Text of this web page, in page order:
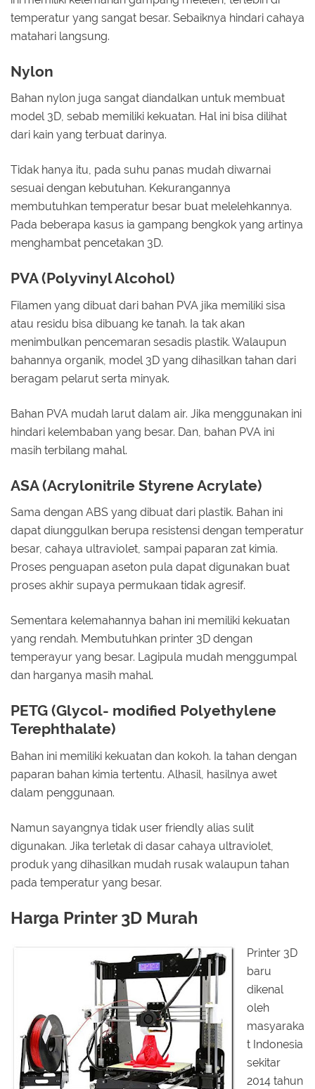
temperatur yang sangat besar. Sebaiknya hindari cahaya
matahari langsung.
Nylon
Bahan nylon juga sangat diandalkan untuk membuat
model 3D, sebab memiliki kekuatan. Hal ini bisa dilihat
dari kain yang terbuat darinya.
Tidak hanya itu, pada suhu panas mudah diwarnai
sesuai dengan kebutuhan. Kekurangannya
membutuhkan temperatur besar buat melelehkannya.
Pada beberapa kasus ia gampang bengkok yang artinya
menghambat pencetakan 3D.
PVA (Polyvinyl Alcohol)
Filamen yang dibuat dari bahan PVA jika memiliki sisa
atau residu bisa dibuang ke tanah. Ia tak akan
menimbulkan pencemaran sesadis plastik. Walaupun
bahannya organik, model 3D yang dihasilkan tahan dari
beragam pelarut serta minyak.
Bahan PVA mudah larut dalam air. Jika menggunakan ini
hindari kelembaban yang besar. Dan, bahan PVA ini
masih terbilang mahal.
ASA (Acrylonitrile Styrene Acrylate)
Sama dengan ABS yang dibuat dari plastik. Bahan ini
dapat diunggulkan berupa resistensi dengan temperatur
besar, cahaya ultraviolet, sampai paparan zat kimia.
Proses penguapan aseton pula dapat digunakan buat
proses akhir supaya permukaan tidak agresif.
Sementara kelemahannya bahan ini memiliki kekuatan
yang rendah. Membutuhkan printer 3D dengan
temperayur yang besar. Lagipula mudah menggumpal
dan harganya masih mahal.
PETG (Glycol- modified Polyethylene
Terephthalate)
Bahan ini memiliki kekuatan dan kokoh. Ia tahan dengan
paparan bahan kimia tertentu. Alhasil, hasilnya awet
dalam penggunaan.
Namun sayangnya tidak user friendly alias sulit
digunakan. Jika terletak di dasar cahaya ultraviolet,
produk yang dihasilkan mudah rusak walaupun tahan
pada temperatur yang besar.
Harga Printer 3D Murah
Printer 3D
baru
dikenal
oleh
masyaraka
t Indonesia
sekitar
2014 tahun